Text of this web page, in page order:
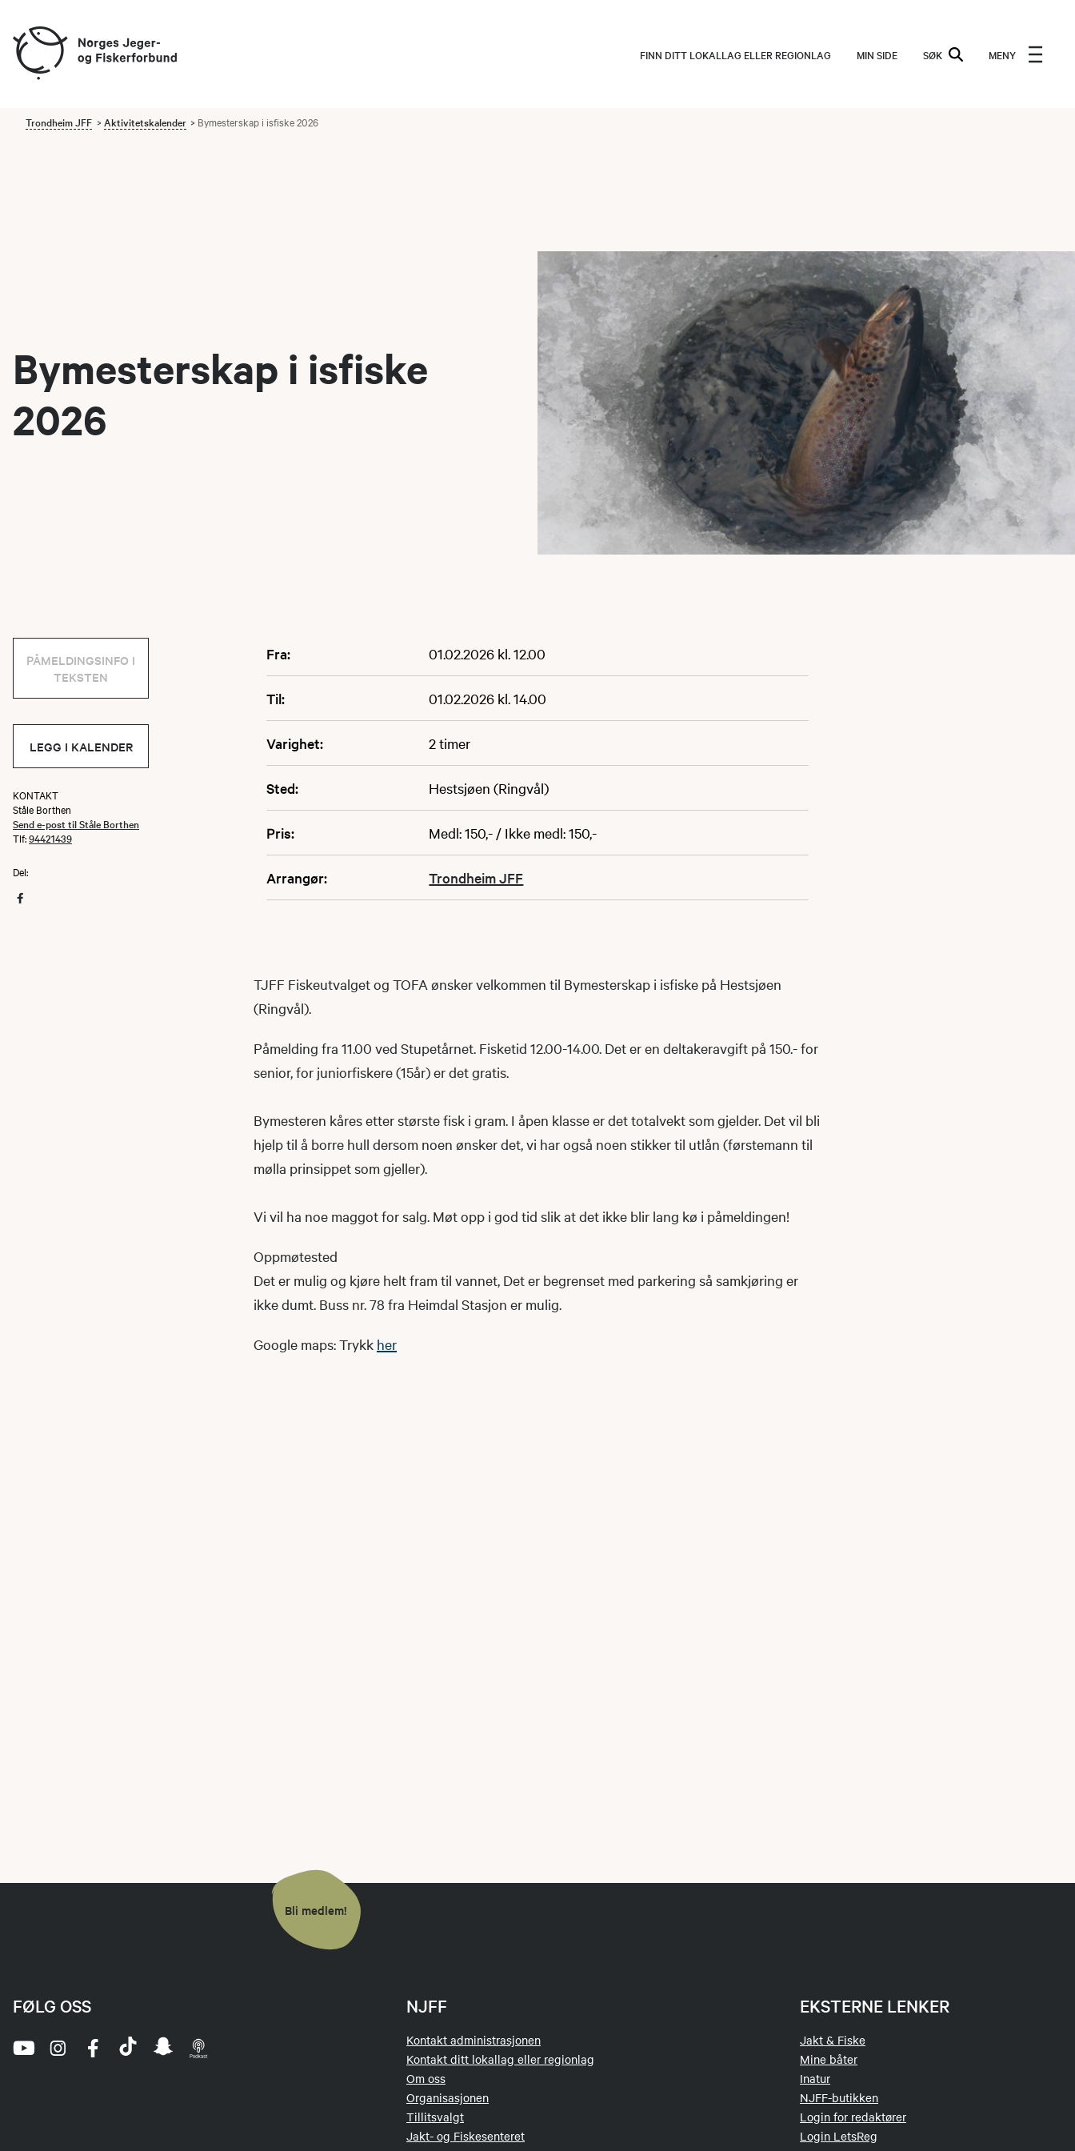
FINN DITT LOKALLAG ELLER REGIONLAG MIN SIDE SØK MENY
Trondheim JFF Aktivitetskalender Bymesterskap i isfiske 2026
Bymesterskap i isfiske
2026
Fra: 01.02.2026 kl. 12.00
Til: 01.02.2026 kl. 14.00
Varighet: 2 timer
Sted: Hestsjøen (Ringvål)
Pris: Medl: 150,- / Ikke medl: 150,-
Arrangør: Trondheim JFF
PÅMELDINGSINFO I
TEKSTEN
LEGG I KALENDER
KONTAKT
Ståle Borthen
Send e-post til Ståle Borthen
Tlf:94421439
Del:
TJFF Fiskeutvalget og TOFA ønsker velkommen til Bymesterskap i isfiske på Hestsjøen
(Ringvål).
Påmelding fra 11.00 ved Stupetårnet. Fisketid 12.00-14.00. Det er en deltakeravgift på 150.- for
senior, for juniorfiskere (15år) er det gratis.
Bymesteren kåres etter største fisk i gram. I åpen klasse er det totalvekt som gjelder. Det vil bli
hjelp til å borre hull dersom noen ønsker det, vi har også noen stikker til utlån (førstemann til
mølla prinsippet som gjeller).
Vi vil ha noe maggot for salg. Møt opp i god tid slik at det ikke blir lang kø i påmeldingen!
Oppmøtested
Det er mulig og kjøre helt fram til vannet, Det er begrenset med parkering så samkjøring er
ikke dumt. Buss nr. 78 fra Heimdal Stasjon er mulig.
Google maps: Trykk her
Bli medlem!
NJFF
Kontakt administrasjonen
Kontakt ditt lokallag eller regionlag
Om oss
Organisasjonen
Tillitsvalgt
Jakt- og Fiskesenteret
EKSTERNE LENKER
Jakt & Fiske
Mine båter
Inatur
NJFF-butikken
Login for redaktører
Login LetsReg
FØLG OSS